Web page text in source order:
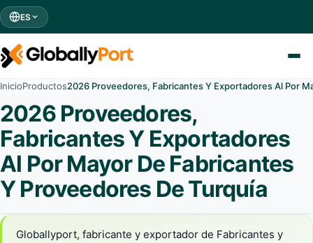
ES
InicioProductos2026 Proveedores, Fabricantes Y Exportadores Al Por
2026 Proveedores,
Fabricantes Y Exportadores
Al Por Mayor De Fabricantes
Y Proveedores De Turquía
Globallyport, fabricante y exportador de Fabricantes y